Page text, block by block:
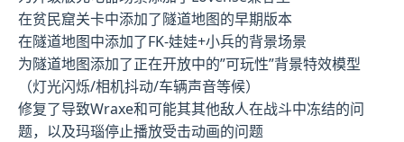
在贫民窟关卡中添加了隧道地图的早期版本
在隧道地图中添加了FK-娃娃+小兵的背景场景
为隧道地图添加了正在开放中的”可玩性”背景特效模型
（灯光闪烁/相机抖动/车辆声音等候）
修复了导致Wraxe和可能其其他敌人在战斗中冻结的问
题，以及玛瑙停止播放受击动画的问题